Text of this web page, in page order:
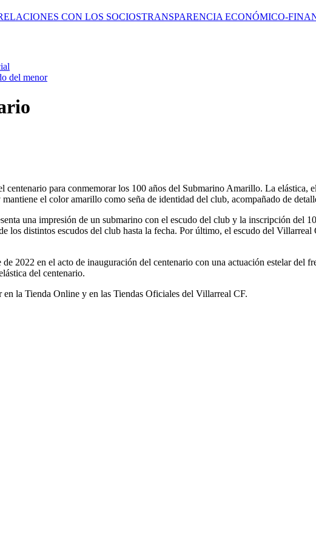
CON LOS SOCIOSTRANSPARENCIA ECONÓMICO-
del menor
para conmemorar los 100 años del Submarino Amarillo. La elástica,
el color amarillo como seña de identidad del club, acompañado de
una impresión de un submarino con el escudo del club y la inscripción del
los distintos escudos del club hasta la fecha. Por último, el escudo del
2022 en el acto de inauguración del centenario con una actuación estelar del
del centenario.
en la Tienda Online y en las Tiendas Oficiales del Villarreal CF.